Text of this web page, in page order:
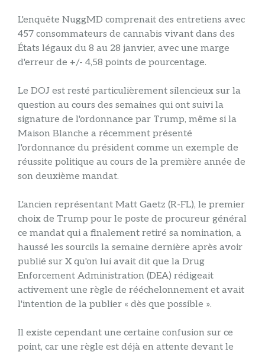
L'enquête NuggMD comprenait des entretiens avec
457 consommateurs de cannabis vivant dans des
États légaux du 8 au 28 janvier, avec une marge
d'erreur de +/- 4,58 points de pourcentage.
Le DOJ est resté particulièrement silencieux sur la
question au cours des semaines qui ont suivi la
signature de l'ordonnance par Trump, même si la
Maison Blanche a récemment présenté
l'ordonnance du président comme un exemple de
réussite politique au cours de la première année de
son deuxième mandat.
L'ancien représentant Matt Gaetz (R-FL), le premier
choix de Trump pour le poste de procureur général
ce mandat qui a finalement retiré sa nomination, a
haussé les sourcils la semaine dernière après avoir
publié sur X qu'on lui avait dit que la Drug
Enforcement Administration (DEA) rédigeait
activement une règle de rééchelonnement et avait
l'intention de la publier « dès que possible ».
Il existe cependant une certaine confusion sur ce
point, car une règle est déjà en attente devant le